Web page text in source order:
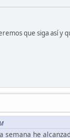
que siga así y
he